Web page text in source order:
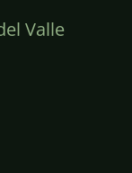
Valle